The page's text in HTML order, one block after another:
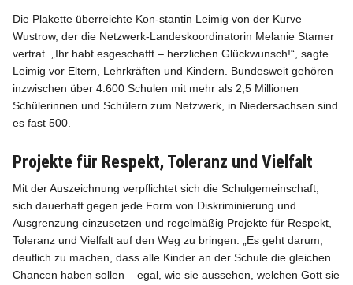
Info
Die Plakette überreichte Kon-stantin Leimig von der Kurve
Wustrow, der die Netzwerk-Landeskoordinatorin Melanie Stamer
vertrat. „Ihr habt esgeschafft – herzlichen Glückwunsch!“, sagte
Leimig vor Eltern, Lehrkräften und Kindern. Bundesweit gehören
inzwischen über 4.600 Schulen mit mehr als 2,5 Millionen
Schülerinnen und Schülern zum Netzwerk, in Niedersachsen sind
es fast 500.
Projekte für Respekt, Toleranz und Vielfalt
Mit der Auszeichnung verpflichtet sich die Schulgemeinschaft,
sich dauerhaft gegen jede Form von Diskriminierung und
Ausgrenzung einzusetzen und regelmäßig Projekte für Respekt,
Toleranz und Vielfalt auf den Weg zu bringen. „Es geht darum,
deutlich zu machen, dass alle Kinder an der Schule die gleichen
Chancen haben sollen – egal, wie sie aussehen, welchen Gott sie